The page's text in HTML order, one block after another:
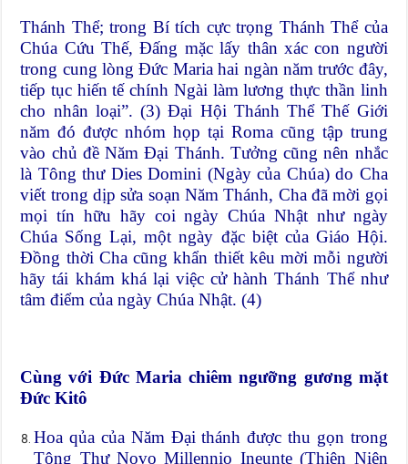
Thánh Thể; trong Bí tích cực trọng Thánh Thể của
Chúa Cứu Thế, Đấng mặc lấy thân xác con người
trong cung lòng Đức Maria hai ngàn năm trước đây,
tiếp tục hiến tế chính Ngài làm lương thực thần linh
cho nhân loại”. (3) Đại Hội Thánh Thể Thế Giới
năm đó được nhóm họp tại Roma cũng tập trung
vào chủ đề Năm Đại Thánh. Tưởng cũng nên nhắc
là Tông thư Dies Domini (Ngày của Chúa) do Cha
viết trong dịp sửa soạn Năm Thánh, Cha đã mời gọi
mọi tín hữu hãy coi ngày Chúa Nhật như ngày
Chúa Sống Lại, một ngày đặc biệt của Giáo Hội.
Đồng thời Cha cũng khẩn thiết kêu mời mỗi người
hãy tái khám khá lại việc cử hành Thánh Thể như
tâm điểm của ngày Chúa Nhật. (4)
Cùng với Đức Maria chiêm ngưỡng gương mặt
Đức Kitô
Hoa qủa của Năm Đại thánh được thu gọn trong
Tông Thư Novo Millennio Ineunte (Thiên Niên